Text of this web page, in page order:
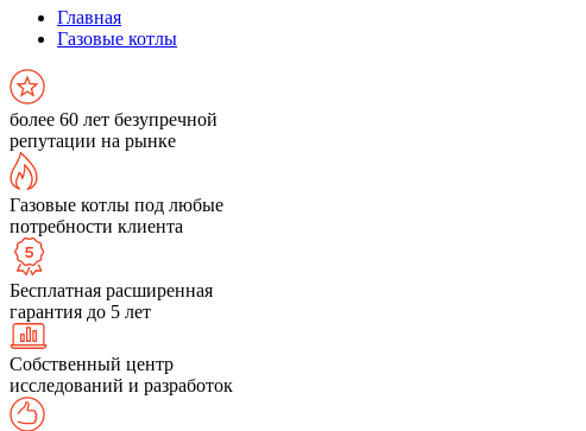
Главная
Газовые котлы
более 60 лет безупречной
репутации на рынке
Газовые котлы под любые
потребности клиента
Бесплатная расширенная
гарантия до 5 лет
Собственный центр
исследований и разработок